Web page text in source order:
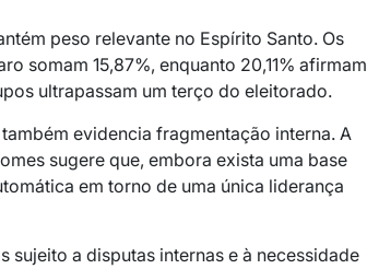
peso relevante no Espírito Santo. Os
somam 15,87%, enquanto 20,11% afirmam
ultrapassam um terço do eleitorado.
evidencia fragmentação interna. A
sugere que, embora exista uma base
em torno de uma única liderança
sujeito a disputas internas e à necessidade